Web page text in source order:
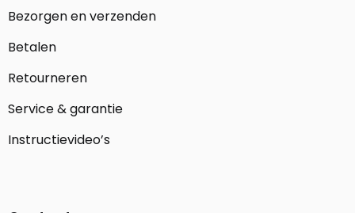
Bezorgen en verzenden
Betalen
Retourneren
Service & garantie
Instructievideo’s